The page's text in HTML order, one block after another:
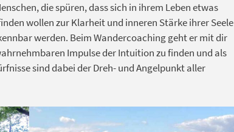
die spüren, dass sich in ihrem Leben etwas
wollen zur Klarheit und inneren Stärke ihrer Seele
werden. Beim Wandercoaching geht er mit dir
Impulse der Intuition zu finden und als
sind dabei der Dreh- und Angelpunkt aller